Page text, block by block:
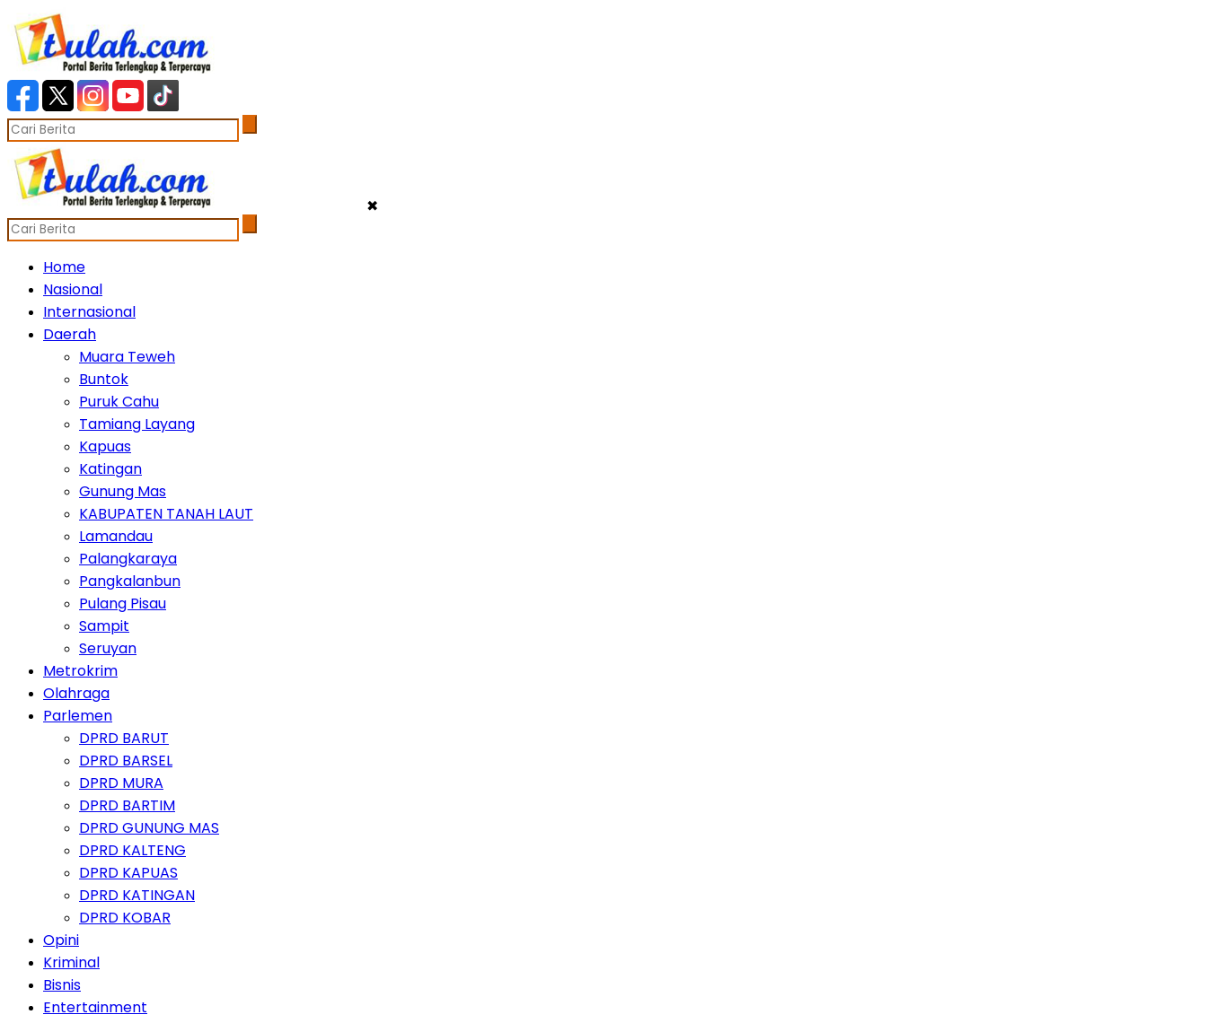
✖
Home
Nasional
Internasional
Daerah
Muara Teweh
Buntok
Puruk Cahu
Tamiang Layang
Kapuas
Katingan
Gunung Mas
KABUPATEN TANAH LAUT
Lamandau
Palangkaraya
Pangkalanbun
Pulang Pisau
Sampit
Seruyan
Metrokrim
Olahraga
Parlemen
DPRD BARUT
DPRD BARSEL
DPRD MURA
DPRD BARTIM
DPRD GUNUNG MAS
DPRD KALTENG
DPRD KAPUAS
DPRD KATINGAN
DPRD KOBAR
Opini
Kriminal
Bisnis
Entertainment